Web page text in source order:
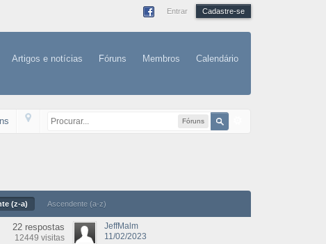
Entrar Cadastre-se
Artigos e notícias Fóruns Membros Calendário
Fóruns
(z-a) Ascendente (a-z)
22 respostas
12449 visitas
JeffMalm
11/02/2023